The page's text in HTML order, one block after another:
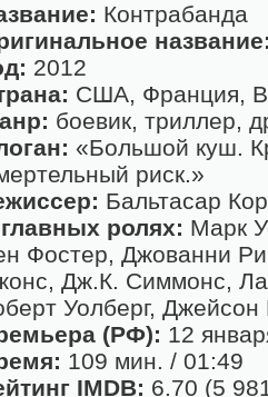
Контрабанда
2012
США, Франция,
боевик, триллер,
«Большой куш.
риск.»
Бальтасар
ролях: Марк
Фостер, Джованни
Дж.К. Симмонс,
Уолберг,
(РФ): 12
109 мин. / 01:49
IMDB: 6.70 (5